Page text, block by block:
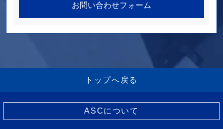
お問い合わせフォーム
トップへ戻る
ASCについて